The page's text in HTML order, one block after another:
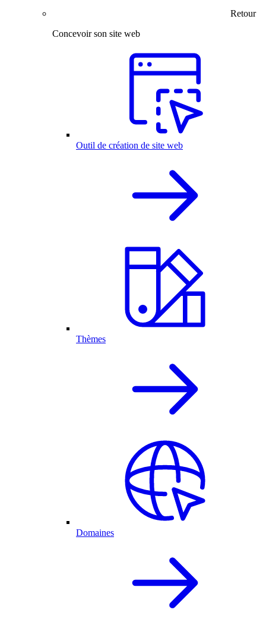
Retour
Concevoir son site web
Outil de création de site web
Thèmes
Domaines